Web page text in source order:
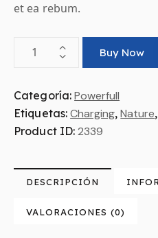
et ea rebum.
Buy Now
Categoría:Powerfull
Etiquetas:Charging,Nature,
Product ID:2339
DESCRIPCIÓN
VALORACIONES (0)